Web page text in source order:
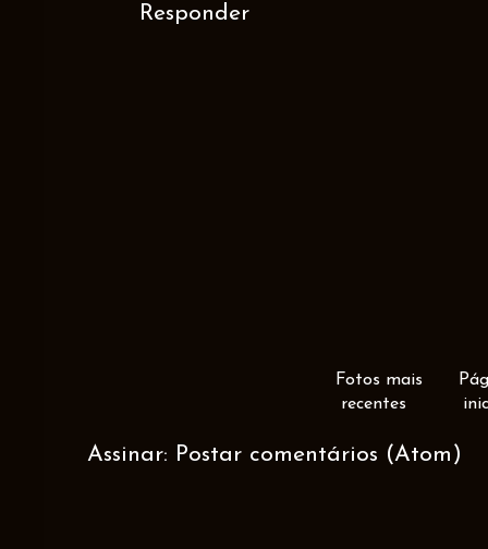
Responder
Fotos mais
recentes
Assinar: Postar comentários (Atom)